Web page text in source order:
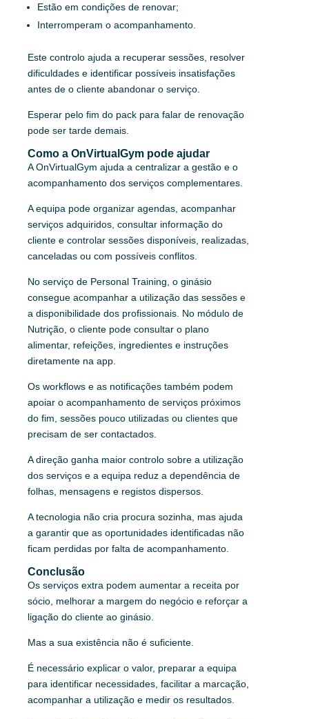
Estão em condições de renovar;
Interromperam o acompanhamento.
Este controlo ajuda a recuperar sessões, resolver
dificuldades e identificar possíveis insatisfações
antes de o cliente abandonar o serviço.
Esperar pelo fim do pack para falar de renovação
pode ser tarde demais.
Como a OnVirtualGym pode ajudar
A OnVirtualGym ajuda a centralizar a gestão e o
acompanhamento dos serviços complementares.
A equipa pode organizar agendas, acompanhar
serviços adquiridos, consultar informação do
cliente e controlar sessões disponíveis, realizadas,
canceladas ou com possíveis conflitos.
No serviço de Personal Training, o ginásio
consegue acompanhar a utilização das sessões e
a disponibilidade dos profissionais. No módulo de
Nutrição, o cliente pode consultar o plano
alimentar, refeições, ingredientes e instruções
diretamente na app.
Os workflows e as notificações também podem
apoiar o acompanhamento de serviços próximos
do fim, sessões pouco utilizadas ou clientes que
precisam de ser contactados.
A direção ganha maior controlo sobre a utilização
dos serviços e a equipa reduz a dependência de
folhas, mensagens e registos dispersos.
A tecnologia não cria procura sozinha, mas ajuda
a garantir que as oportunidades identificadas não
ficam perdidas por falta de acompanhamento.
Conclusão
Os serviços extra podem aumentar a receita por
sócio, melhorar a margem do negócio e reforçar a
ligação do cliente ao ginásio.
Mas a sua existência não é suficiente.
É necessário explicar o valor, preparar a equipa
para identificar necessidades, facilitar a marcação,
acompanhar a utilização e medir os resultados.